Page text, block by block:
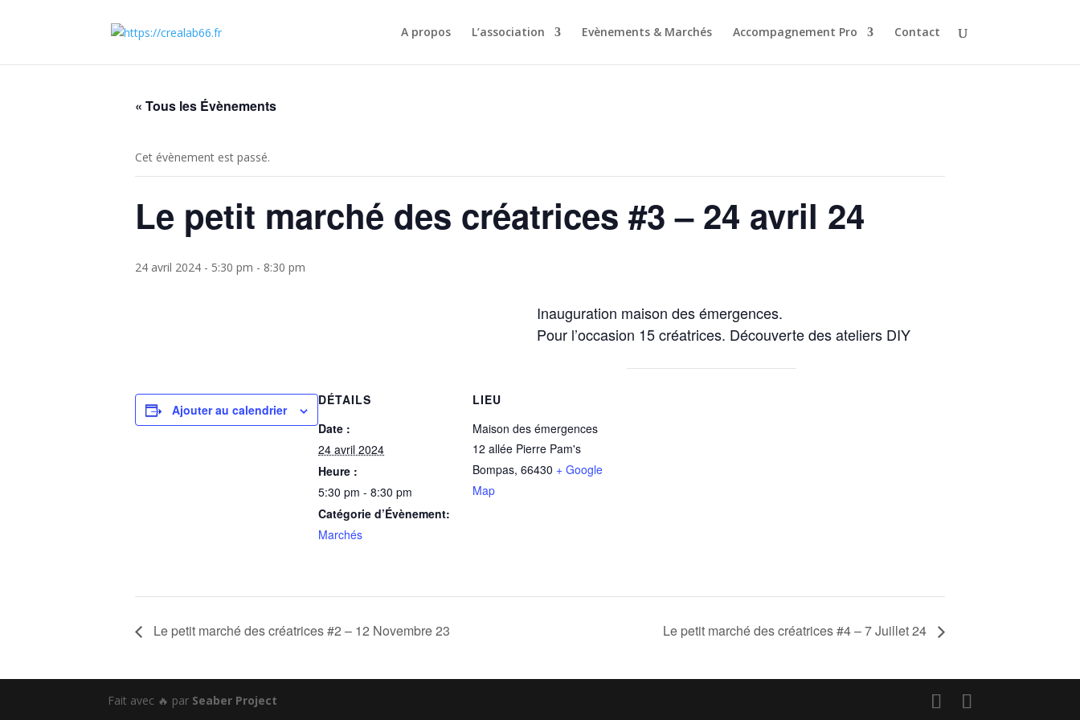
A propos L’association Evènements & Marchés Accompagnement Pro Contact
« Tous les Évènements
Cet évènement est passé.
Le petit marché des créatrices #3 – 24 avril 24
24 avril 2024 - 5:30 pm - 8:30 pm
Inauguration maison des émergences.
Pour l’occasion 15 créatrices. Découverte des ateliers DIY
Ajouter au calendrier
DÉTAILS
Date :
24 avril 2024
Heure :
5:30 pm - 8:30 pm
Catégorie d’Évènement:
Marchés
LIEU
Maison des émergences
12 allée Pierre Pam's
Bompas, 66430 + Google
Map
Le petit marché des créatrices #2 – 12 Novembre 23 Le petit marché des créatrices #4 – 7 Juillet 24
Fait avec 🔥 par Seaber Project